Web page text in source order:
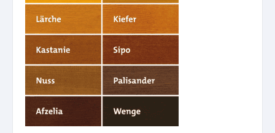
Öle für Außen
Pflege und Reinigung
Versiegelung für Beton
Pflege
Kalkfarben
Anti Schimmelfarbe
Isolierfarben
Pflege und Reinigung
Spezialprodukte
Arbeitshandschuhe
Dichtmassen
Farbwalzen